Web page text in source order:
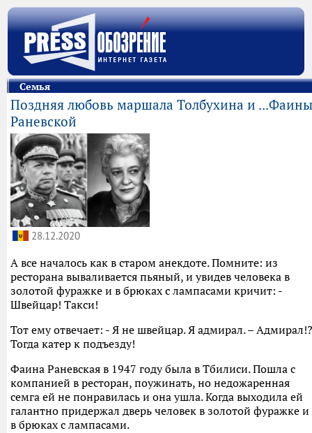
Семья
Поздняя любовь маршала Толбухина и ...Фаины
Раневской
28.12.2020
А все началось как в старом анекдоте. Помните: из
ресторана вываливается пьяный, и увидев человека в
золотой фуражке и в брюках с лампасами кричит: -
Швейцар! Такси!
Тот ему отвечает: - Я не швейцар. Я адмирал. – Адмирал!?
Тогда катер к подъезду!
Фаина Раневская в 1947 году была в Тбилиси. Пошла с
компанией в ресторан, поужинать, но недожаренная
семга ей не понравилась и она ушла. Когда выходила ей
галантно придержал дверь человек в золотой фуражке и
в брюках с лампасами.